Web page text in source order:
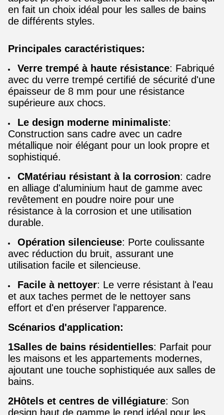
en fait un choix idéal pour les salles de bains
de différents styles.
Principales caractéristiques:
Verre trempé à haute résistance: Fabriqué
avec du verre trempé certifié de sécurité d'une
épaisseur de 8 mm pour une résistance
supérieure aux chocs.
Le design moderne minimaliste:
Construction sans cadre avec un cadre
métallique noir élégant pour un look propre et
sophistiqué.
CMatériau résistant à la corrosion: cadre
en alliage d'aluminium haut de gamme avec
revêtement en poudre noire pour une
résistance à la corrosion et une utilisation
durable.
Opération silencieuse: Porte coulissante
avec réduction du bruit, assurant une
utilisation facile et silencieuse.
Facile à nettoyer: Le verre résistant à l'eau
et aux taches permet de le nettoyer sans
effort et d'en préserver l'apparence.
Scénarios d'application:
1Salles de bains résidentielles: Parfait pour
les maisons et les appartements modernes,
ajoutant une touche sophistiquée aux salles de
bains.
2Hôtels et centres de villégiature: Son
design haut de gamme le rend idéal pour les